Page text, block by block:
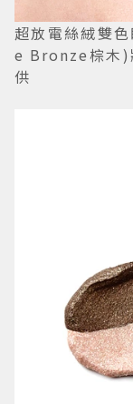
超放電絲絨雙
e Bronze棕木)
供